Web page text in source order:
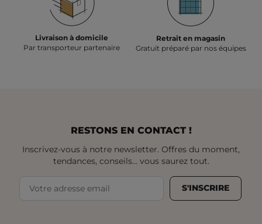
Livraison à domicile
Par transporteur partenaire
Retrait en magasin
Gratuit préparé par nos équipes
RESTONS EN CONTACT !
Inscrivez-vous à notre newsletter. Offres du moment,
tendances, conseils... vous saurez tout.
S'INSCRIRE